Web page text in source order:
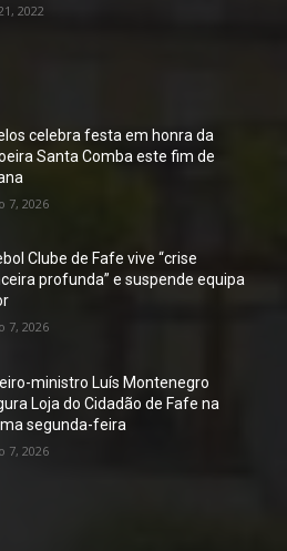
2022
celebra festa em honra da
Santa Comba este fim de
7, 2026
Clube de Fafe vive “crise
profunda” e suspende equipa
7, 2026
ministro Luís Montenegro
Loja do Cidadão de Fafe na
segunda-feira
7, 2026